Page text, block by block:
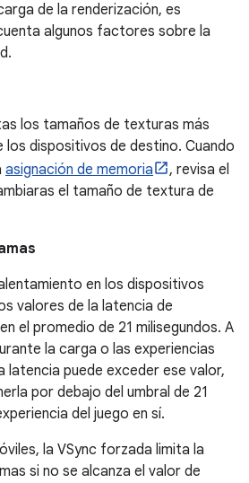
de la renderización, es
algunos factores sobre la
los tamaños de texturas más
los dispositivos de destino. Cuando
asignación de memoria
, revisa el
el tamaño de textura de
en los dispositivos
valores de la latencia de
el promedio de 21 milisegundos. A
la carga o las experiencias
latencia puede exceder ese valor,
por debajo del umbral de 21
del juego en sí.
la VSync forzada limita la
si no se alcanza el valor de